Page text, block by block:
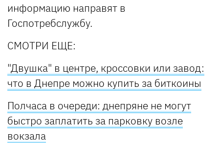
информацию направят в
Госпотребслужбу.
СМОТРИ ЕЩЕ:
"Двушка" в центре, кроссовки или завод:
что в Днепре можно купить за биткоины
Полчаса в очереди: днепряне не могут
быстро заплатить за парковку возле
вокзала